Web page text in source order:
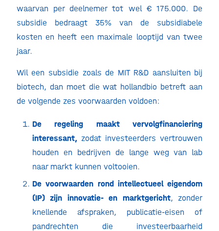
waarvan per deelnemer tot wel € 175.000. De
subsidie bedraagt 35% van de subsidiabele
kosten en heeft een maximale looptijd van twee
jaar.
Wil een subsidie zoals de MIT R&D aansluiten bij
biotech, dan moet die wat hollandbio betreft aan
de volgende zes voorwaarden voldoen:
De regeling maakt vervolgfinanciering
interessant,zodat investeerders vertrouwen
houden en bedrijven de lange weg van lab
naar markt kunnen voltooien.
De voorwaarden rond intellectueel eigendom
(IP) zijn innovatie- en marktgericht, zonder
knellende afspraken, publicatie-eisen of
pandrechten die investeerbaarheid